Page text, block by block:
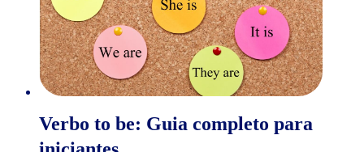
Verbo to be: Guia completo para